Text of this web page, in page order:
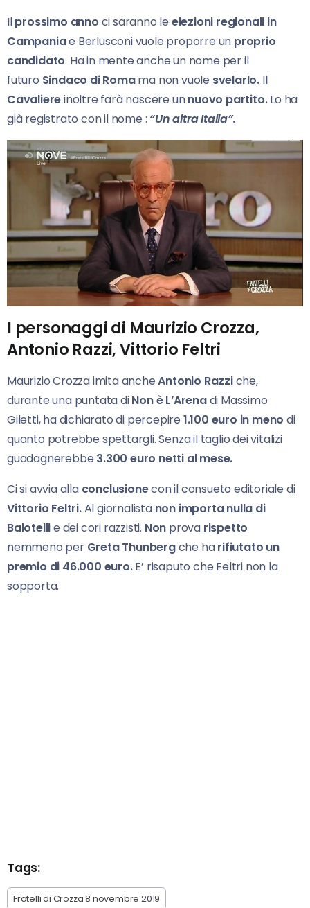
Ilprossimo anno ci saranno le elezioni regionali in
Campaniae Berlusconi vuole proporre un proprio
candidato. Ha in mente anche un nome per il
futuro Sindaco di Romama non vuole svelarlo. Il
Cavaliereinoltre farà nascere unnuovo partito.Lo ha
già registrato con il nome : “Un altra Italia”.
I personaggi di Maurizio Crozza,
Antonio Razzi, Vittorio Feltri
Maurizio Crozza imita ancheAntonio Razziche,
durante una puntata diNon è L’Arenadi Massimo
Giletti, ha dichiarato di percepire 1.100 euro in meno di
quanto potrebbe spettargli. Senza il taglio dei vitalizi
guadagnerebbe 3.300 euro netti al mese.
Ci si avvia alla conclusionecon il consueto editoriale di
Vittorio Feltri.Al giornalista non importa nulla di
Balotellie dei cori razzisti. Non prova rispetto
nemmeno per Greta Thunbergche harifiutato un
premio di 46.000 euro.E’ risaputo che Feltri non la
sopporta.
Tags:
Fratelli di Crozza 8 novembre 2019